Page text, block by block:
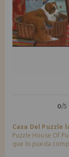
Quiero
nuevo
Al crear una cuenta
rápidamente en
0/5
Casa Del Puzzle
Puzzle House Of
que lo pueda